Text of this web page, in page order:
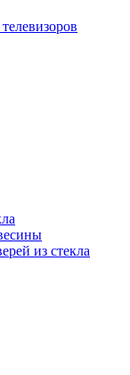
из стекла